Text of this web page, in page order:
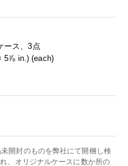
ース、3点
5⅞ in.) (each)
開封のものを弊社にて開梱し検
、オリジナルケースに数か所の